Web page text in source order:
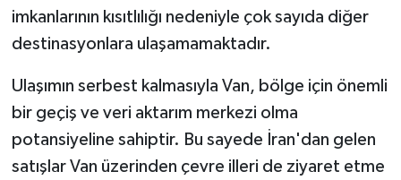
imkanlarının kısıtlılığı nedeniyle çok sayıda diğer
destinasyonlara ulaşamamaktadır.
Ulaşımın serbest kalmasıyla Van, bölge için önemli
bir geçiş ve veri aktarım merkezi olma
potansiyeline sahiptir. Bu sayede İran'dan gelen
satışlar Van üzerinden çevre illeri de ziyaret etme